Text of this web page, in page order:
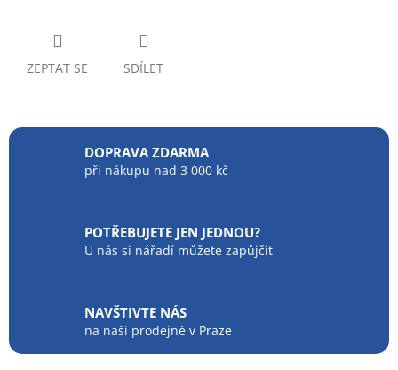
ZEPTAT SE SDÍLET
DOPRAVA ZDARMA
při nákupu nad 3 000 kč
POTŘEBUJETE JEN JEDNOU?
U nás si nářadí můžete zapůjčit
NAVŠTIVTE NÁS
na naší prodejně v Praze